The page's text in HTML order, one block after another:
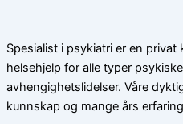
Spesialist i psykiatri er en
helsehjelp for alle typer
avhengighetslidelser. Våre
kunnskap og mange års